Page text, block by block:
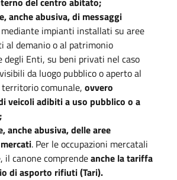
anche abusiva, di messaggi
mediante impianti installati su aree
al demanio o al patrimonio
degli Enti, su beni privati nel caso
da luogo pubblico o aperto al
territorio comunale, ovvero
veicoli adibiti a uso pubblico o a
anche abusiva, delle aree
. Per le occupazioni mercatali
il canone comprendeanche la tariffa
di asporto rifiuti (Tari).